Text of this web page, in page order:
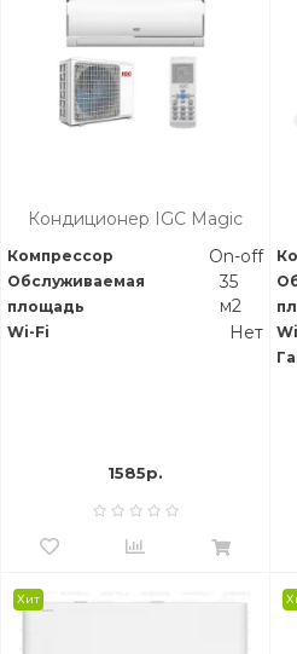
Кондиционер IGC Magic
Компрессор On-off
Обслуживаемая
площадь
35
м2
Wi-Fi Нет
1585р.
Хит